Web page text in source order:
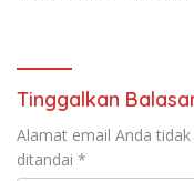
Tinggalkan
Alamat email Anda
ditandai *